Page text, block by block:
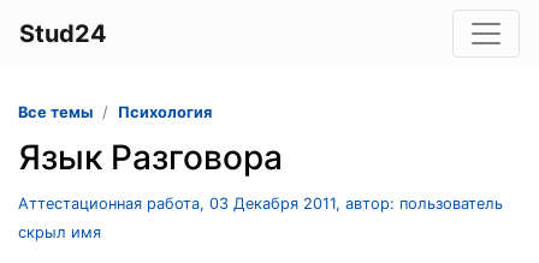
Stud24
Все темы Психология
Язык Разговора
Аттестационная работа, 03 Декабря 2011, автор: пользователь
скрыл имя